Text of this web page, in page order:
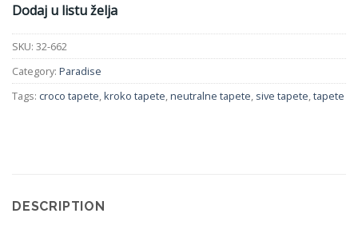
Dodaj u listu želja
SKU: 32-662
Category: Paradise
Tags: croco tapete,kroko tapete,neutralne tapete, sive tapete,tapete
DESCRIPTION